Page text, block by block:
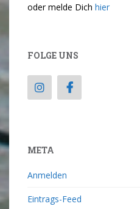
oder melde Dich hier
FOLGE UNS
META
Anmelden
Eintrags-Feed